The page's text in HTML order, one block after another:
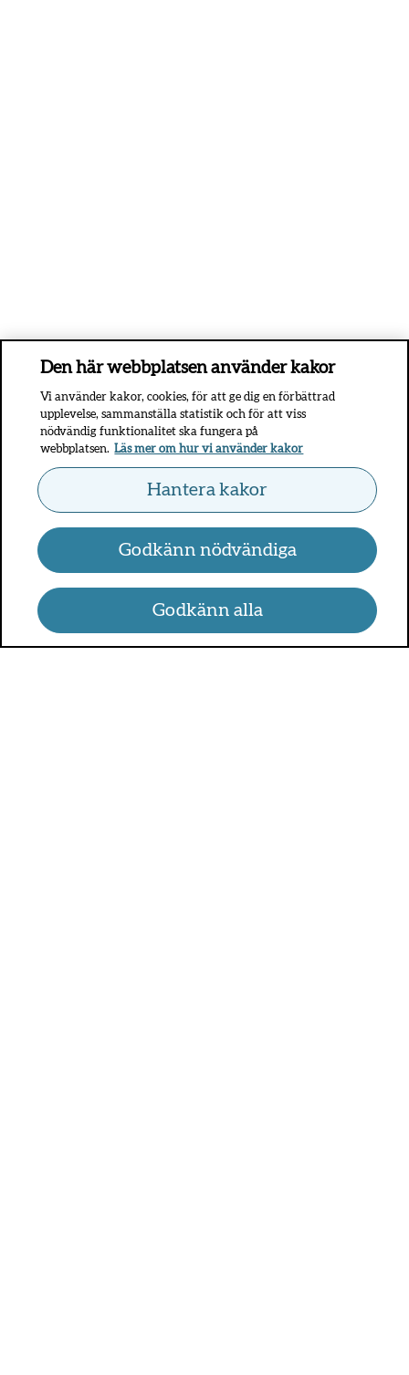
Den här webbplatsen använder kakor
Vi använder kakor, cookies, för att ge dig en förbättrad
upplevelse, sammanställa statistik och för att viss
nödvändig funktionalitet ska fungera på
webbplatsen. Läs mer om hur vi använder kakor
Hantera kakor
Godkänn nödvändiga
Godkänn alla